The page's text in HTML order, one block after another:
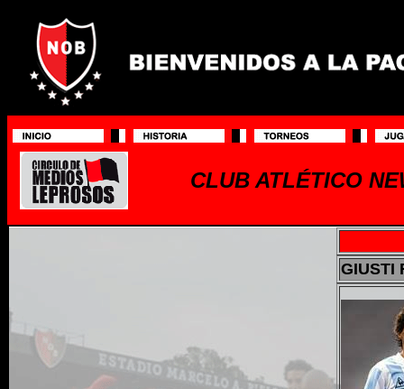
CLUB ATLÉTICO
GIUSTI